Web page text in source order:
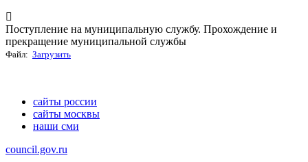
Поступление на муниципальную службу. Прохождение и
прекращение муниципальной службы
Файл: Загрузить
сайты россии
сайты москвы
наши сми
council.gov.ru